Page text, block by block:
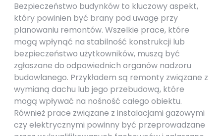
Bezpieczeństwo budynków to kluczowy aspekt,
który powinien być brany pod uwagę przy
planowaniu remontów. Wszelkie prace, które
mogą wpłynąć na stabilność konstrukcji lub
bezpieczeństwo użytkowników, muszą być
zgłaszane do odpowiednich organów nadzoru
budowlanego. Przykładem są remonty związane z
wymianą dachu lub jego przebudową, które
mogą wpływać na nośność całego obiektu.
Również prace związane z instalacjami gazowymi
czy elektrycznymi powinny być przeprowadzane